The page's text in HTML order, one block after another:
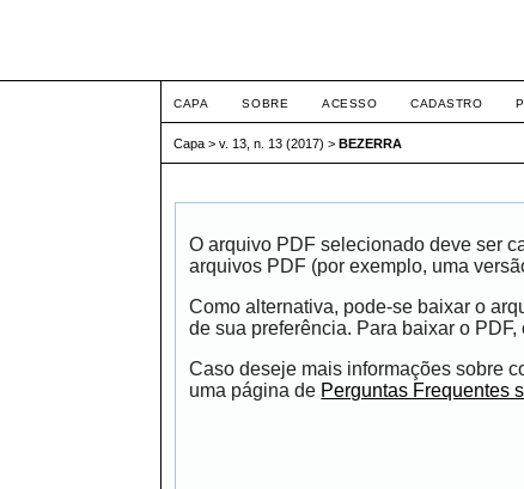
CAPA SOBRE ACESSO CADASTRO
Capa >v. 13, n. 13 (2017) >BEZERRA
O arquivo PDF selecionado deve ser
arquivos PDF (por exemplo, uma
Como alternativa, pode-se baixar o
de sua preferência. Para baixar o
Caso deseje mais informações sobre
uma página de Perguntas Frequentes